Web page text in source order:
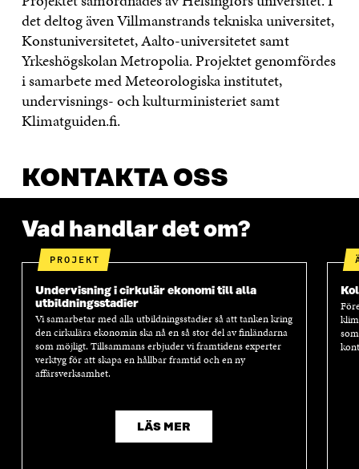
det deltog även Villmanstrands tekniska universitet,
Konstuniversitetet, Aalto-universitetet samt
Yrkeshögskolan Metropolia. Projektet genomfördes
i samarbete med Meteorologiska institutet,
undervisnings- och kulturministeriet samt
Klimatguiden.fi.
KONTAKTA OSS
Vad handlar det om?
PROJEKT
Undervisning i cirkulär ekonomi till alla
utbildningsstadier
Vi samarbetar med alla utbildningsstadier så att tanken kring
den cirkulära ekonomin ska nå en så stor del av finländarna
som möjligt. Tillsammans erbjuder vi framtidens experter
verktyg för att skapa en hållbar framtid och en ny
affärsverksamhet.
LÄS MER